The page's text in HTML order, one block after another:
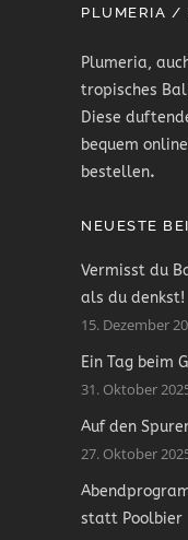
PLUMERIA /
Plumeria,
tropisches
Diese
bequem
bestellen.
NEUESTE
Vermisst du
als du denkst!
15. Dezember
Ein Tag beim
31. Oktober
Auf den
27. Oktober
statt Poolbier